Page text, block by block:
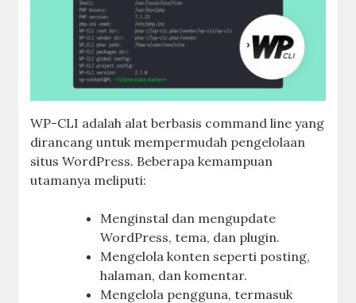
WP-CLI adalah alat berbasis command line yang
dirancang untuk mempermudah pengelolaan
situs WordPress. Beberapa kemampuan
utamanya meliputi:
Menginstal dan mengupdate
WordPress, tema, dan plugin.
Mengelola konten seperti posting,
halaman, dan komentar.
Mengelola pengguna, termasuk